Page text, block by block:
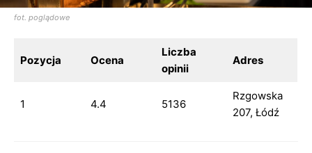
fot. poglądowe
Pozycja Ocena
Liczba
opinii
Adres
1 4.4 5136
Rzgowska
207, Łódź